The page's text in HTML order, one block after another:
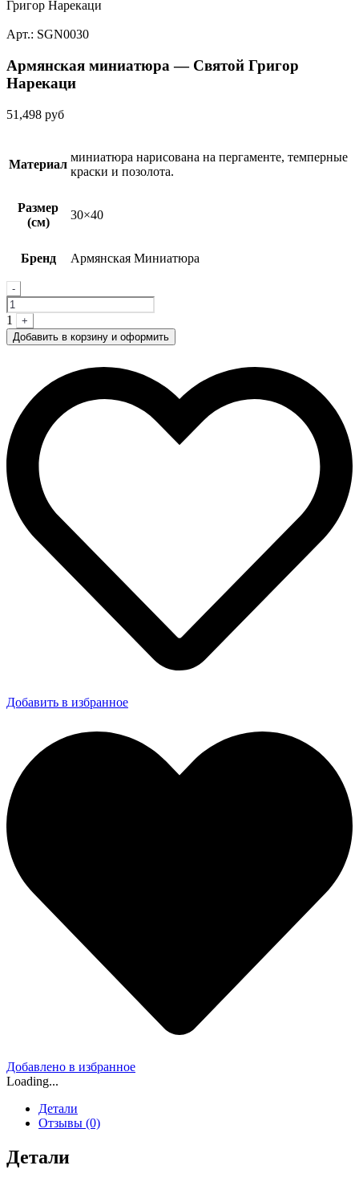
Григор Нарекаци
Арт.: SGN0030
Армянская миниатюра — Святой Григор
Нарекаци
51,498 руб
Материал
миниатюра нарисована на пергаменте, темперные
краски и позолота.
Размер
(см)
30×40
Бренд Армянская Миниатюра
Quantity
-
1
+
Добавить в корзину и оформить
Добавить в избранное
Добавлено в избранное
Loading...
Детали
Отзывы (0)
Детали